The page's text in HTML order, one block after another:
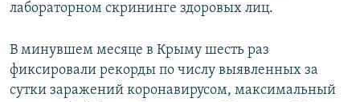
лабораторном скрининге здоровых лиц.
В минувшем месяце в Крыму шесть раз
фиксировали рекорды по числу выявленных за
сутки заражений коронавирусом, максимальный